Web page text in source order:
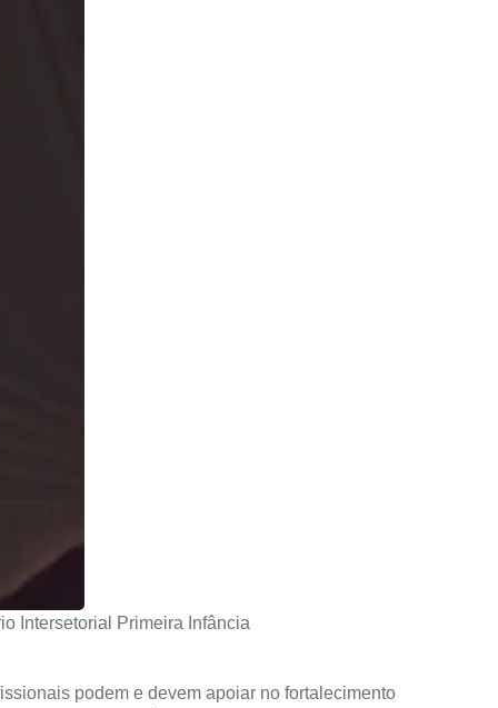
Intersetorial Primeira Infância
podem e devem apoiar no fortalecimento